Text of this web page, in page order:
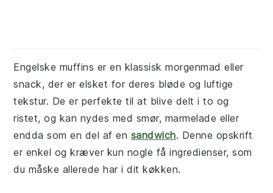
Engelske muffins er en klassisk morgenmad eller
snack, der er elsket for deres bløde og luftige
tekstur. De er perfekte til at blive delt i to og
ristet, og kan nydes med smør, marmelade eller
endda som en del af en sandwich. Denne opskrift
er enkel og kræver kun nogle få ingredienser, som
du måske allerede har i dit køkken.